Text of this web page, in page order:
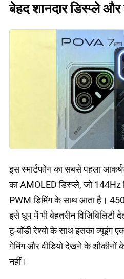
बेहद शानदार डिस्प्ले
इस स्मार्टफोन का सबसे पहला
का AMOLED डिस्प्ले, जो
PWM डिमिंग के साथ आता है।
इसे धूप में भी बेहतरीन
टू-बॉडी रेश्यो के साथ इसका व्यूइंग
गेमिंग और वीडियो देखने के शौकीनों
नहीं।